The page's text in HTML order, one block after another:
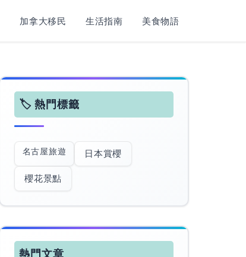
加拿大移民 生活指南 美食物語
🏷️ 熱門標籤
名古屋旅遊 日本賞櫻
櫻花景點
熱門文章